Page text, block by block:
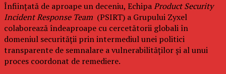
Înființată de aproape un deceniu, EchipaProduct Security
Incident Response Team (PSIRT) a Grupului Zyxel
colaborează îndeaproape cu cercetătorii globali în
domeniul securității prin intermediul unei politici
transparente de semnalare a vulnerabilităților și al unui
proces coordonat de remediere.